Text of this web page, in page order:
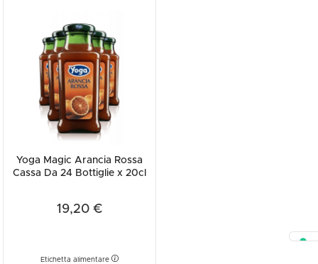
Yoga Magic Arancia Rossa
Cassa Da 24 Bottiglie x 20cl
19,20 €
Etichetta alimentare